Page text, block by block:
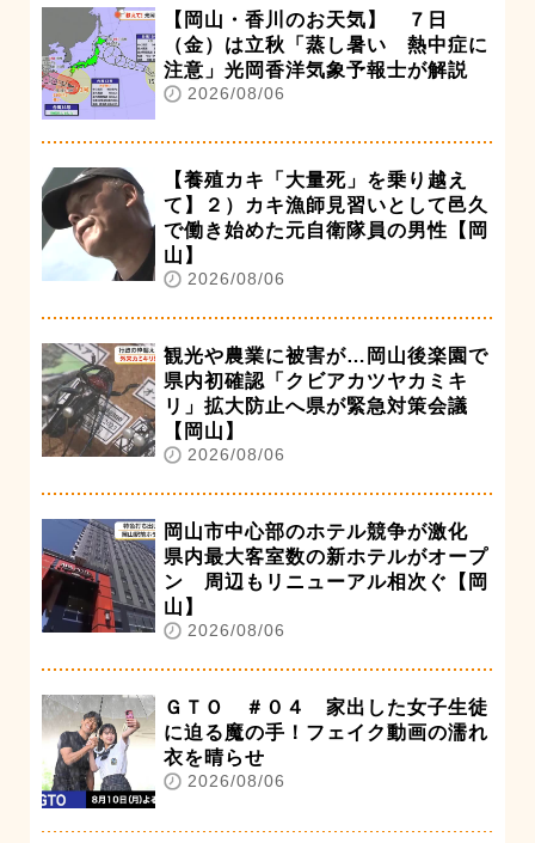
【岡山・香川のお天気】 ７日
（金）は立秋「蒸し暑い 熱中症に
注意」光岡香洋気象予報士が解説
2026/08/06
【養殖カキ「大量死」を乗り越え
て】２）カキ漁師見習いとして邑久
で働き始めた元自衛隊員の男性【岡
山】
2026/08/06
観光や農業に被害が…岡山後楽園で
県内初確認「クビアカツヤカミキ
リ」拡大防止へ県が緊急対策会議
【岡山】
2026/08/06
岡山市中心部のホテル競争が激化
県内最大客室数の新ホテルがオープ
ン 周辺もリニューアル相次ぐ【岡
山】
2026/08/06
ＧＴＯ ＃０４ 家出した女子生徒
に迫る魔の手！フェイク動画の濡れ
衣を晴らせ
2026/08/06